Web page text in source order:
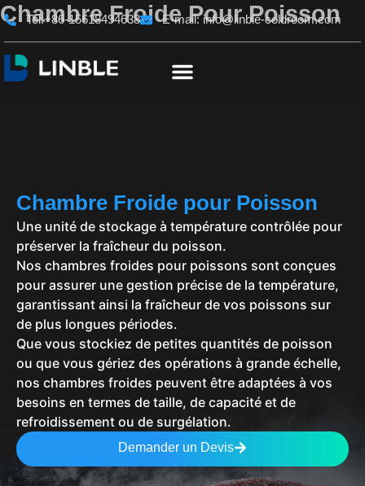
Aller
contenu
Tel:+86-15618494638 E-mail:info@linble-coldroom.com
Chambre Froide Pour Poisson
Chambre Froide pour Poisson
Une unité de stockage à température contrôlée pour
préserver la fraîcheur du poisson.
Nos chambres froides pour poissons sont conçues
pour assurer une gestion précise de la température,
garantissant ainsi la fraîcheur de vos poissons sur
de plus longues périodes.
Que vous stockiez de petites quantités de poisson
ou que vous gériez des opérations à grande échelle,
nos chambres froides peuvent être adaptées à vos
besoins en termes de taille, de capacité et de
refroidissement ou de surgélation.
Demander un Devis